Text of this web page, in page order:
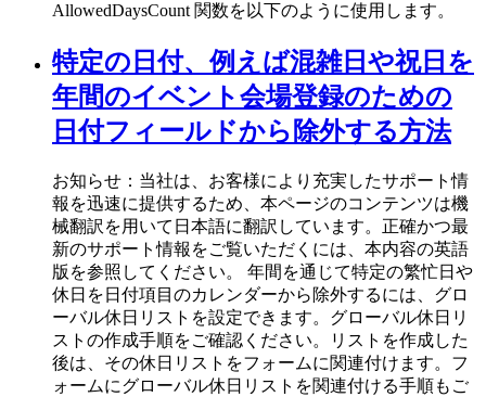
AllowedDaysCount 関数を以下のように使用します。
特定の日付、例えば混雑日や祝日を
年間のイベント会場登録のための
日付フィールドから除外する方法
お知らせ：当社は、お客様により充実したサポート情
報を迅速に提供するため、本ページのコンテンツは機
械翻訳を用いて日本語に翻訳しています。正確かつ最
新のサポート情報をご覧いただくには、本内容の英語
版を参照してください。 年間を通じて特定の繁忙日や
休日を日付項目のカレンダーから除外するには、グロ
ーバル休日リストを設定できます。グローバル休日リ
ストの作成手順をご確認ください。リストを作成した
後は、その休日リストをフォームに関連付けます。フ
ォームにグローバル休日リストを関連付ける手順もご